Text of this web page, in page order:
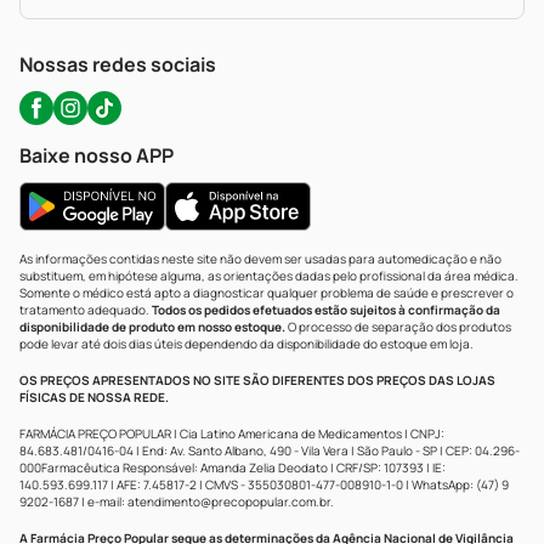
WhatsApp (47) 9202-1687
Nossas redes sociais
Baixe nosso APP
As informações contidas neste site não devem ser usadas para automedicação e não
substituem, em hipótese alguma, as orientações dadas pelo profissional da área médica.
Somente o médico está apto a diagnosticar qualquer problema de saúde e prescrever o
tratamento adequado. Todos os pedidos efetuados estão sujeitos à confirmação da
disponibilidade de produto em nosso estoque.O processo de separação dos produtos
pode levar até dois dias úteis dependendo da disponibilidade do estoque em loja.
OS PREÇOS APRESENTADOS NO SITE SÃO DIFERENTES DOS PREÇOS DAS LOJAS
FÍSICAS DE NOSSA REDE.
FARMÁCIA PREÇO POPULAR | Cia Latino Americana de Medicamentos | CNPJ:
84.683.481/0416-04 | End: Av. Santo Albano, 490 - Vila Vera | São Paulo - SP | CEP: 04.296-
000Farmacêutica Responsável: Amanda Zelia Deodato | CRF/SP: 107393 | IE:
140.593.699.117 | AFE: 7.45817-2 | CMVS - 355030801-477-008910-1-0 | WhatsApp: (47) 9
9202-1687 | e-mail: atendimento@precopopular.com.br.
A Farmácia Preço Popular segue as determinações da Agência Nacional de Vigilância